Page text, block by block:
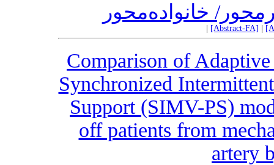
خانواده‌محور
[Abstract-FA]
Comparison of
Synchronized
Support (SIMV-PS)
off patients from
artery